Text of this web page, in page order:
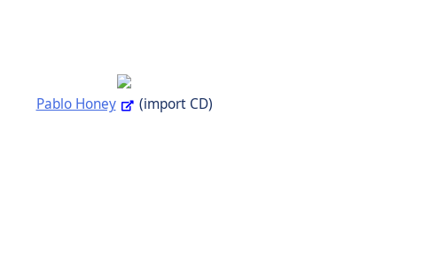
Pablo Honey (import CD)